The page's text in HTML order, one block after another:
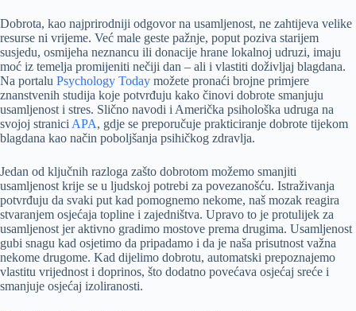
Dobrota, kao najprirodniji odgovor na usamljenost, ne zahtijeva velike
resurse ni vrijeme. Već male geste pažnje, poput poziva starijem
susjedu, osmijeha neznancu ili donacije hrane lokalnoj udruzi, imaju
moć iz temelja promijeniti nečiji dan – ali i vlastiti doživljaj blagdana.
Na portalu Psychology Today možete pronaći brojne primjere
znanstvenih studija koje potvrđuju kako činovi dobrote smanjuju
usamljenost i stres. Slično navodi i Američka psihološka udruga na
svojoj stranici APA, gdje se preporučuje prakticiranje dobrote tijekom
blagdana kao način poboljšanja psihičkog zdravlja.
Jedan od ključnih razloga zašto dobrotom možemo smanjiti
usamljenost krije se u ljudskoj potrebi za povezanošću. Istraživanja
potvrđuju da svaki put kad pomognemo nekome, naš mozak reagira
stvaranjem osjećaja topline i zajedništva. Upravo to je protulijek za
usamljenost jer aktivno gradimo mostove prema drugima. Usamljenost
gubi snagu kad osjetimo da pripadamo i da je naša prisutnost važna
nekome drugome. Kad dijelimo dobrotu, automatski prepoznajemo
vlastitu vrijednost i doprinos, što dodatno povećava osjećaj sreće i
smanjuje osjećaj izoliranosti.